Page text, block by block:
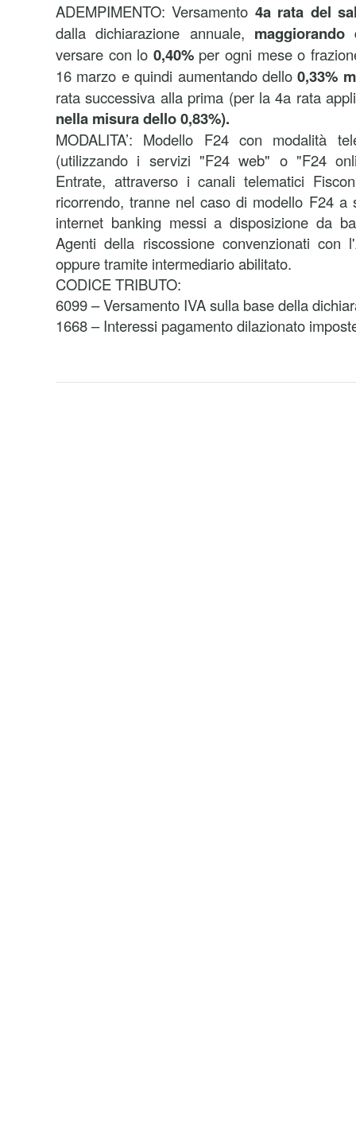
ADEMPIMENTO: Versamento 4arata del
dalla dichiarazione annuale, maggiorando
versare con lo 0,40%per ogni mese o
16 marzo e quindi aumentando dello0,33%
rata successiva alla prima (per la 4a rata
nella misura dello 0,83%).
MODALITA’: Modello F24 con modalità
(utilizzando i servizi "F24 web" o "F24
Entrate, attraverso i canali telematici
ricorrendo, tranne nel caso di modello F24
internet banking messi a disposizione da
Agenti della riscossione convenzionati con
oppure tramite intermediario abilitato.
CODICE TRIBUTO:
6099 – Versamento IVA sulla base della
1668 – Interessi pagamento dilazionato